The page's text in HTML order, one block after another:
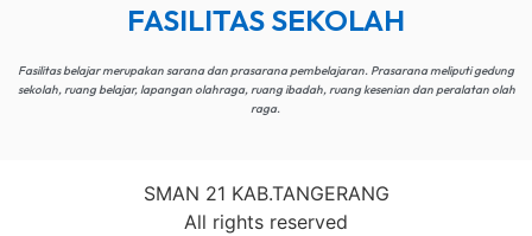
FASILITAS SEKOLAH
Fasilitas belajar merupakan sarana dan prasarana pembelajaran. Prasarana meliputi gedung
sekolah, ruang belajar, lapangan olahraga, ruang ibadah, ruang kesenian dan peralatan olah
raga.
SMAN 21 KAB.TANGERANG
All rights reserved